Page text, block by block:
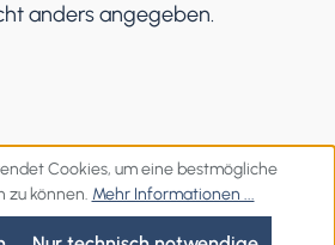
anders angegeben.
Cookies, um eine bestmögliche
zu können. Mehr Informationen ...